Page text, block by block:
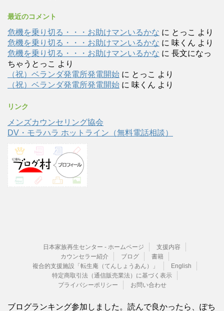
最近のコメント
危機を乗り切る・・・お助けマンいるかな に とっこ より
危機を乗り切る・・・お助けマンいるかな に 味くん より
危機を乗り切る・・・お助けマンいるかな に 長文になっ
ちゃうとっこ より
（祝）ベランダ発電所発電開始 に とっこ より
（祝）ベランダ発電所発電開始 に 味くん より
リンク
メンズカウンセリング協会
DV・モラハラ ホットライン（無料電話相談）
日本家族再生センター - ホームページ
支援内容
カウンセラー紹介
ブログ
書籍
複合的支援施設「転生庵（てんしょうあん）」
English
特定商取引法（通信販売業法）に基づく表示
プライバシーポリシー
お問い合わせ
ブログランキング参加しました。読んで良かったら、ぽち